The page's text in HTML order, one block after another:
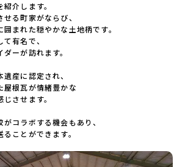
介します。
る町家がならび、
まれた穏やかな土地柄です。
有名で、
ーが訪れます。
産に認定され、
屋根瓦が情緒豊かな
させます。
コラボする機会もあり、
ことができます。